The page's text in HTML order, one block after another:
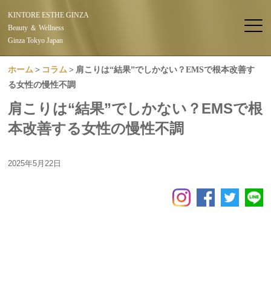
KINTORE ESTHE GINZA
Beauty ＆ Wellness
Ginza Tokyo Japan
ホーム コラム
肩こりは“結果”でしかない？EMSで根本改善す
る女性の慢性不調
肩こりは“結果”でしかない？EMSで根
本改善する女性の慢性不調
2025年5月22日